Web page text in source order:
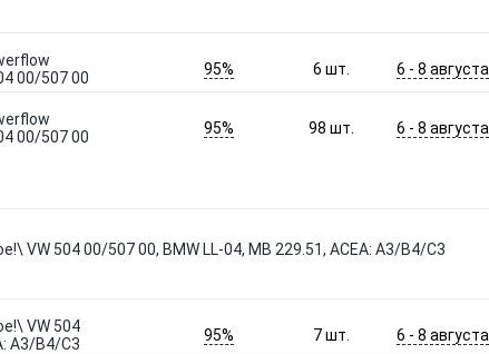
00/507 00
95% 6шт. 6 - 8 августа
00/507 00
95% 98шт. 6 - 8 августа
VW 504 00/507 00, BMW LL-04, MB 229.51, ACEA: A3/B4/C3
VW 504
A3/B4/C3
95% 7шт. 6 - 8 августа